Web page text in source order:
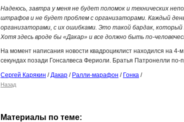
Надеюсь, завтра у меня не будет поломок и технических
штрафов и не будет проблем с организаторами. Каждый день
организаторами, с их ошибками. Это такой бардак, который
Хотя здесь вроде бы «Дакар» и все должно быть по-
На момент написания новости квадроциклист находился на 4-
секундах позади Гонсалвеса Фериоли. Братья Патронелли по-
Сергей Карякин /Дакар / Ралли-марафон / Гонка /
Назад
Материалы по теме: